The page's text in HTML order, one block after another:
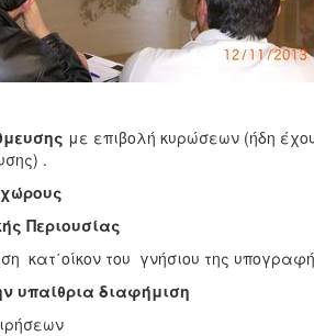
με επιβολή κυρώσεων (ήδη
.
Περιουσίας
κατ΄οίκον του γνήσιου της
υπαίθρια διαφήμιση